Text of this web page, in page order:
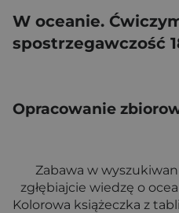
W oceanie.
spostrzegawczość
Opracowanie
Zabawa w
zgłębiajcie wiedzę o
Kolorowa książeczka z